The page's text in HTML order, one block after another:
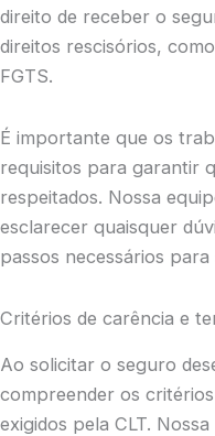
direito de receber o
direitos rescisórios,
FGTS.
É importante que os
requisitos para garantir
respeitados. Nossa
esclarecer quaisquer
passos necessários
Critérios de carência e
Ao solicitar o seguro
compreender os
exigidos pela CLT.